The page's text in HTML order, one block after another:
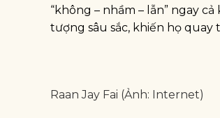
“không – nhầm – lẫn” ngay
tượng sâu sắc, khiến họ
Raan Jay Fai (Ảnh: Internet)